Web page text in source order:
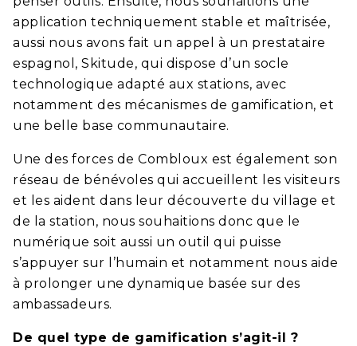
application techniquement stable et maîtrisée,
aussi nous avons fait un appel à un prestataire
espagnol, Skitude, qui dispose d’un socle
technologique adapté aux stations, avec
notamment des mécanismes de gamification, et
une belle base communautaire.
Une des forces de Combloux est également son
réseau de bénévoles qui accueillent les visiteurs
et les aident dans leur découverte du village et
de la station, nous souhaitions donc que le
numérique soit aussi un outil qui puisse
s’appuyer sur l’humain et notamment nous aide
à prolonger une dynamique basée sur des
ambassadeurs.
De quel type de gamification s’agit-il ?